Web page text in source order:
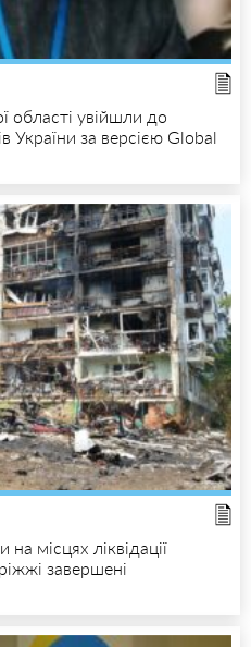
області увійшли до
за версією Global
місцях ліквідації
завершені